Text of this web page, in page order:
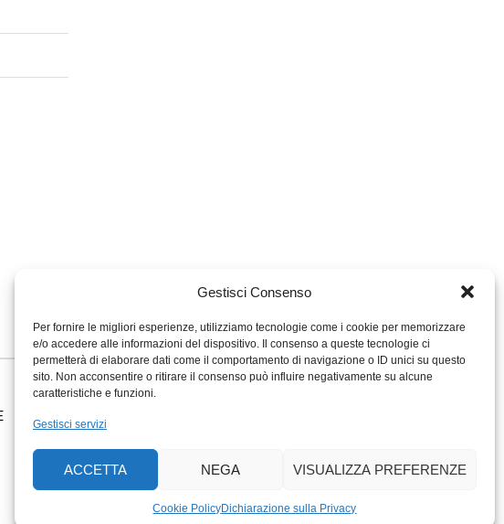
Gestisci Consenso
Per fornire le migliori esperienze, utilizziamo tecnologie come i cookie per memorizzare
e/o accedere alle informazioni del dispositivo. Il consenso a queste tecnologie ci
permetterà di elaborare dati come il comportamento di navigazione o ID unici su questo
sito. Non acconsentire o ritirare il consenso può influire negativamente su alcune
caratteristiche e funzioni.
Gestisci servizi
ACCETTA NEGA VISUALIZZA PREFERENZE
Cookie PolicyDichiarazione sulla Privacy
MIGROS TICINO
PERCENTO CULTURALE
MIGROS TICINO
ACTIV FITNESS TICINO